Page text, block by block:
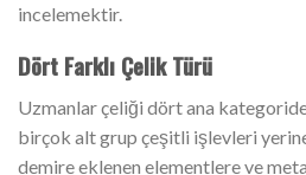
incelemektir.
Dört Farklı Çelik Türü
Uzmanlar çeliği dört ana kategoride
birçok alt grup çeşitli işlevleri
demire eklenen elementlere ve